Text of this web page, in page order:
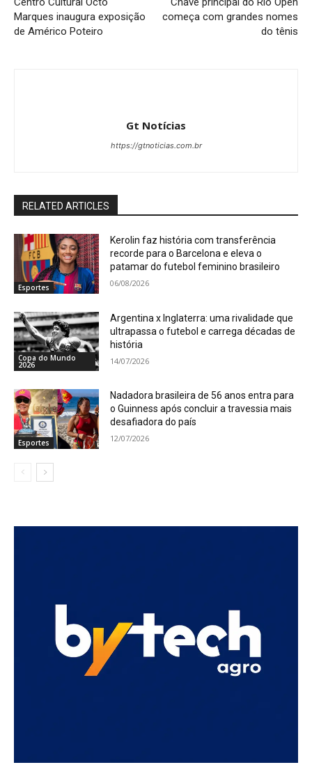
Marques inaugura exposição
de Américo Poteiro
começa com grandes nomes
do tênis
Gt Notícias
https://gtnoticias.com.br
RELATED ARTICLES
Esportes
Kerolin faz história com transferência
recorde para o Barcelona e eleva o
patamar do futebol feminino brasileiro
06/08/2026
Copa do Mundo
2026
Argentina x Inglaterra: uma rivalidade que
ultrapassa o futebol e carrega décadas de
história
14/07/2026
Esportes
Nadadora brasileira de 56 anos entra para
o Guinness após concluir a travessia mais
desafiadora do país
12/07/2026